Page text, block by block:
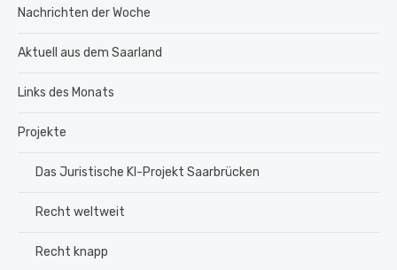
Nachrichten der Woche
Aktuell aus dem Saarland
Links des Monats
Projekte
Das Juristische KI-Projekt Saarbrücken
Recht weltweit
Recht knapp